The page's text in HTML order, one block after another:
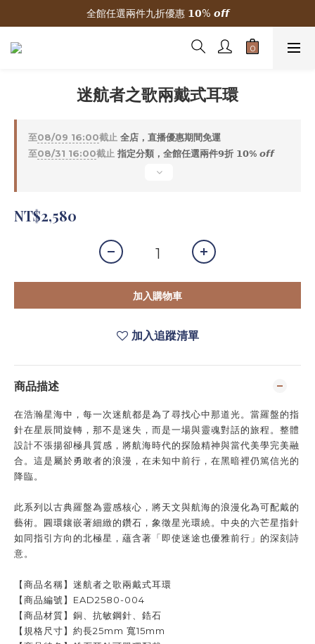
🌟 新加入會員贈300元購物金
全館任選兩件九折優惠 𝟭𝟬% 𝙤𝙛𝙛
🌟 新加入會員贈300元購物金
迷航者之歌兩戴式耳環
至08/09 16:00截止 全店，直播優惠期間免運
至08/31 16:00截止 指定分類，全館任選兩件𝟵折 𝟭𝟬% 𝙤𝙛𝙛
NT$2,580
加入購物車
加入追蹤清單
商品描述
在浩瀚星海中，每一次迷航都是為了尋找心中那道光。當羅盤的指
針在星辰間旋轉，那不是迷失，而是一場與靈魂對話的旅程。整體
設計不張揚卻極具質感，將航海時代的探險精神與當代美學完美融
合。這是屬於勇敢者的浪漫，在未知中前行，在黑暗裡仍篤信光的
降臨。
此系列以古典羅盤為靈感核心，將天文與航海的浪漫化為可配戴的
藝術。圓環鑲嵌著細緻的鑽石，象徵星光環繞。中央的六芒星指針
如同指引方向的北極星，蘊含著「即使迷途也優雅前行」的深刻詩
意。
【商品名稱】迷航者之歌兩戴式耳環
【商品編號】EAD2580-004
【商品材質】銅、抗敏鋼針 、鋯石
【規格尺寸】 約長25mm 寬15mm